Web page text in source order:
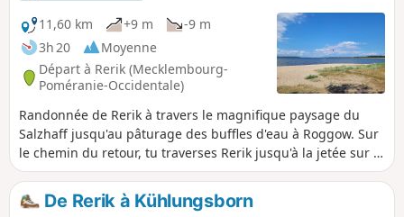
11,60 km
+9 m
-9 m
3h 20
Moyenne
Départ à Rerik (Mecklembourg-
Poméranie-Occidentale)
Randonnée de Rerik à travers le magnifique paysage du
Salzhaff jusqu'au pâturage des buffles d'eau à Roggow. Sur
le chemin du retour, tu traverses Rerik jusqu'à la jetée sur la
mer Baltique et passes devant l'église pour revenir au
parking.De Rerik à Kühlungsborn